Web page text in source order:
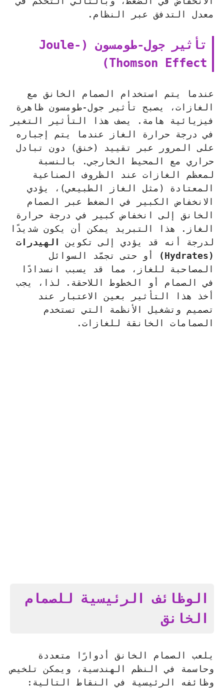
معدل التدفق عبر النظام.
تأثير جول-طومسون (Joule-
Thomson Effect)
عندما يتم استخدام الصمام الخانق مع
الغازات، يصبح تأثير جول-طومسون ظاهرة
فيزيائية هامة. يصف هذا التأثير التغير
في درجة حرارة الغاز عندما يتم إجباره
على المرور عبر تقييد (خنق) دون تبادل
حراري مع المحيط الخارجي. بالنسبة
لمعظم الغازات عند الظروف الصناعية
المعتادة (مثل الغاز الطبيعي)، يؤدي
الانخفاض الكبير في الضغط عبر الصمام
الخانق إلى انخفاض كبير في درجة حرارة
الغاز. هذا التبريد يمكن أن يكون شديدًا
لدرجة أنه قد يؤدي إلى تكوين
الهيدرات
(Hydrates)
أو حتى تجمّد السوائل
المصاحبة للغاز، مما قد يسبب انسدادًا
في الصمام أو الخطوط اللاحقة. لذا، يجب
أخذ هذا التأثير بعين الاعتبار عند
تصميم وتشغيل الأنظمة التي تستخدم
الصمامات الخانقة للغازات.
الوظائف الرئيسية للصمام
الخانق
يلعب الصمام الخانق أدوارًا متعددة
وحاسمة في النظم الهندسية، ويمكن تلخيص
وظائفه الرئيسية في النقاط التالية: